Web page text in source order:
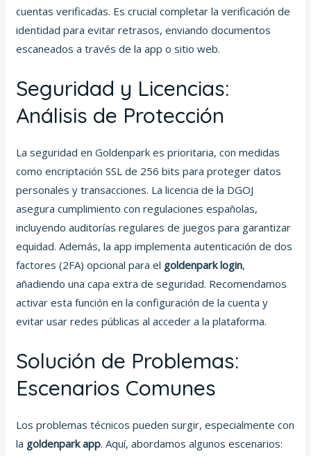
cuentas verificadas. Es crucial completar la verificación de
identidad para evitar retrasos, enviando documentos
escaneados a través de la app o sitio web.
Seguridad y Licencias:
Análisis de Protección
La seguridad en Goldenpark es prioritaria, con medidas
como encriptación SSL de 256 bits para proteger datos
personales y transacciones. La licencia de la DGOJ
asegura cumplimiento con regulaciones españolas,
incluyendo auditorías regulares de juegos para garantizar
equidad. Además, la app implementa autenticación de dos
factores (2FA) opcional para el goldenpark login,
añadiendo una capa extra de seguridad. Recomendamos
activar esta función en la configuración de la cuenta y
evitar usar redes públicas al acceder a la plataforma.
Solución de Problemas:
Escenarios Comunes
Los problemas técnicos pueden surgir, especialmente con
la goldenpark app. Aquí, abordamos algunos escenarios: